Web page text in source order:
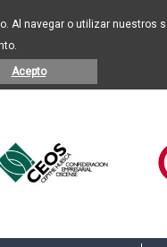
Al navegar o utilizar nuestros
Acepto